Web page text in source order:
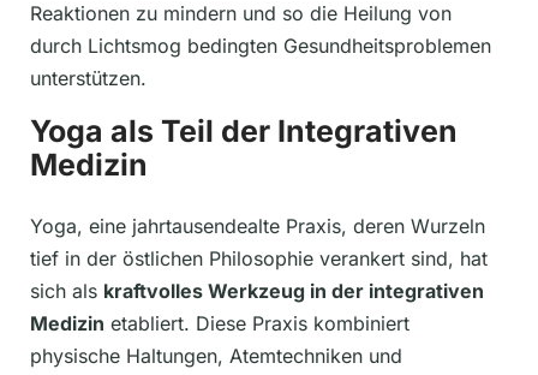
Reaktionen zu mindern und so die Heilung von
durch Lichtsmog bedingten Gesundheitsproblemen
unterstützen.
Yoga als Teil der Integrativen
Medizin
Yoga, eine jahrtausendealte Praxis, deren Wurzeln
tief in der östlichen Philosophie verankert sind, hat
sich als kraftvolles Werkzeug in der integrativen
Medizin etabliert. Diese Praxis kombiniert
physische Haltungen, Atemtechniken und